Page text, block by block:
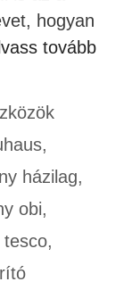
hogyan
tovább
,
házilag,
obi,
tesco,